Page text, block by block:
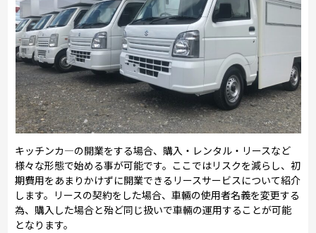
キッチンカ―の開業をする場合、購入・レンタル・リースなど
様々な形態で始める事が可能です。ここではリスクを減らし、初
期費用をあまりかけずに開業できるリースサービスについて紹介
します。リースの契約をした場合、車輛の使用者名義を変更する
為、購入した場合と殆ど同じ扱いで車輛の運用することが可能
となります。